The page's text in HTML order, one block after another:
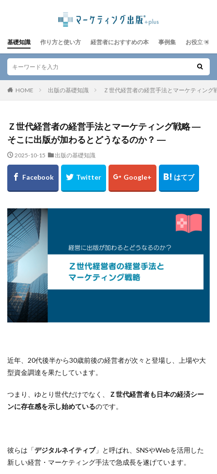
基礎知識 作り方と使い方 経営者におすすめの本 事例集 お役立ちレ
HOME 出版の基礎知識 Ｚ世代経営者の経営手法とマーケティン
Ｚ世代経営者の経営手法とマーケティング戦略 ―
そこに出版が加わるとどうなるのか？ ―
2025-10-15 出版の基礎知識
近年、20代後半から30歳前後の経営者が次々と登場し、上場や大
型資金調達を果たしています。
つまり、ゆとり世代だけでなく、
Ｚ世代経営者も日本の経済シー
ンに存在感を示し始めているのです。
彼らは「デジタルネイティブ」と呼ばれ、SNSやWebを活用した
新しい経営・マーケティング手法で急成長を遂げています。